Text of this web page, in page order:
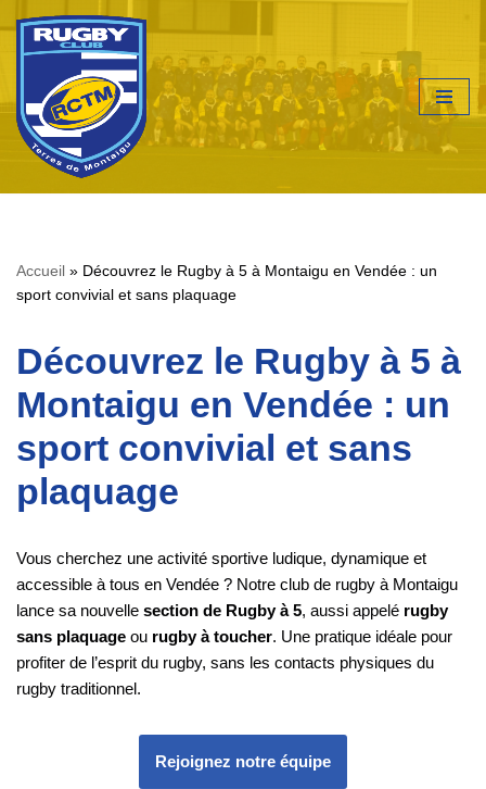
Aller
contenu
Accueil » Découvrez le Rugby à 5 à Montaigu en Vendée : un
sport convivial et sans plaquage
Découvrez le Rugby à 5 à
Montaigu en Vendée : un
sport convivial et sans
plaquage
Vous cherchez une activité sportive ludique, dynamique et
accessible à tous en Vendée ? Notre club de rugby à Montaigu
lance sa nouvelle section de Rugby à 5, aussi appelé rugby
sans plaquage ou rugby à toucher. Une pratique idéale pour
profiter de l’esprit du rugby, sans les contacts physiques du
rugby traditionnel.
Rejoignez notre équipe